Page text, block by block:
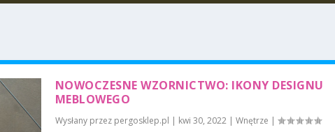
NOWOCZESNE WZORNICTWO: IKONY DESIGNU
MEBLOWEGO
Wysłany przez pergosklep.pl | kwi 30, 2022| Wnętrze |